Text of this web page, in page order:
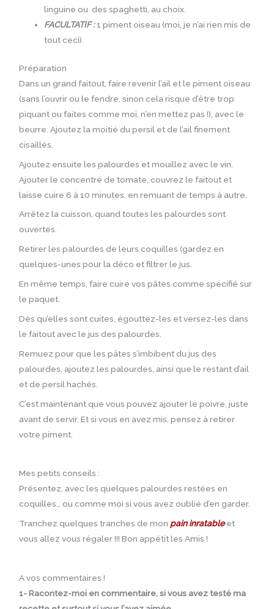
linguine ou des spaghetti, au choix.
FACULTATIF :1 piment oiseau (moi, je n’ai rien mis de
tout ceci).
Préparation
Dans un grand faitout, faire revenir l’ail et le piment oiseau
(sans l’ouvrir ou le fendre, sinon cela risque d’être trop
piquant ou faites comme moi, n’en mettez pas !), avec le
beurre. Ajoutez la moitié du persil et de l’ail finement
cisaillés.
Ajoutez ensuite les palourdes et mouillez avec le vin.
Ajouter le concentré de tomate, couvrez le faitout et
laisse cuire 6 à 10 minutes, en remuant de temps à autre.
Arrêtez la cuisson, quand toutes les palourdes sont
ouvertes.
Retirer les palourdes de leurs coquilles (gardez en
quelques-unes pour la déco et filtrer le jus.
En même temps, faire cuire vos pâtes comme spécifié sur
le paquet.
Dès qu’elles sont cuites, égouttez-les et versez-les dans
le faitout avec le jus des palourdes.
Remuez pour que les pâtes s’imbibent du jus des
palourdes, ajoutez les palourdes, ainsi que le restant d’ail
et de persil hachés.
C’est maintenant que vous pouvez ajouter le poivre, juste
avant de servir. Et si vous en avez mis, pensez à retirer
votre piment.
Mes petits conseils :
Présentez, avec les quelques palourdes restées en
coquilles… ou comme moi si vous avez oublié d’en garder.
Tranchez quelques tranches de mon pain inratableet
vous allez vous régaler !!! Bon appétit les Amis !
A vos commentaires !
1- Racontez-moi en commentaire, si vous avez testé ma